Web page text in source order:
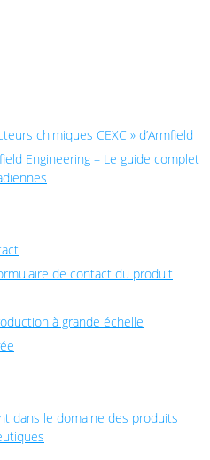
chimiques CEXC » d’Armfield
Engineering – Le guide complet
de contact du produit
à grande échelle
dans le domaine des produits